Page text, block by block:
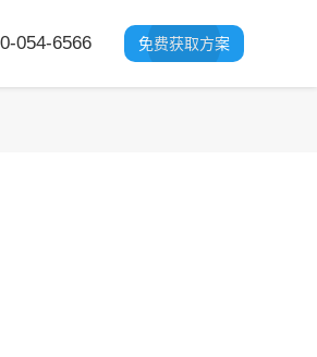
免费获取方案
054-6566